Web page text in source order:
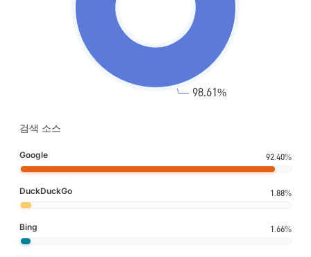
검색 소스
Google 92.40%
DuckDuckGo 1.88%
Bing 1.66%